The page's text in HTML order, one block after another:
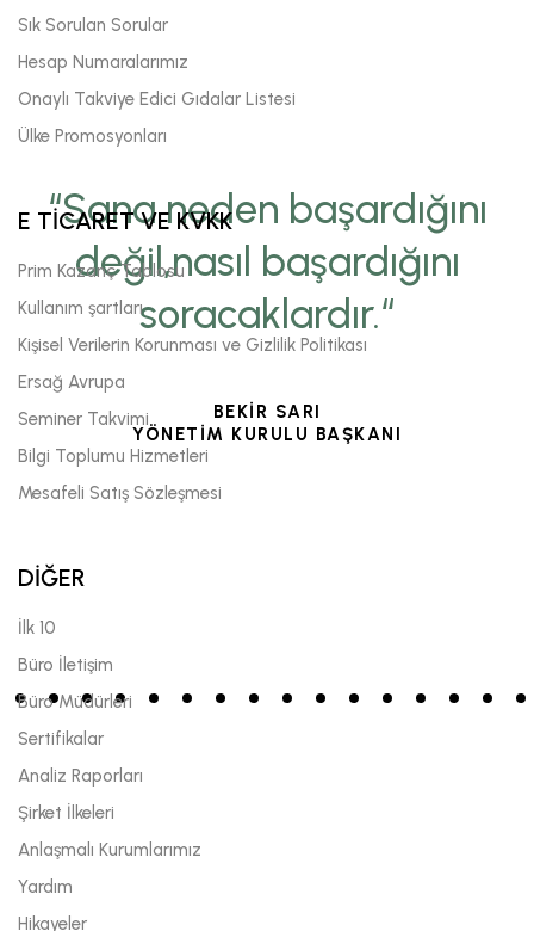
“Sana neden başardığını
değil,nasıl başardığını
soracaklardır.“
BEKİR SARI
YÖNETİM KURULU BAŞKANI
Sık Sorulan Sorular
Hesap Numaralarımız
Onaylı Takviye Edici Gıdalar Listesi
Ülke Promosyonları
E TİCARET VE KVKK
Prim Kazanç Tablosu
Kullanım şartları
Kişisel Verilerin Korunması ve Gizlilik Politikası
Ersağ Avrupa
Seminer Takvimi
Bilgi Toplumu Hizmetleri
Mesafeli Satış Sözleşmesi
DİĞER
İlk 10
Büro İletişim
Büro Müdürleri
Sertifikalar
Analiz Raporları
Şirket İlkeleri
Anlaşmalı Kurumlarımız
Yardım
Hikayeler